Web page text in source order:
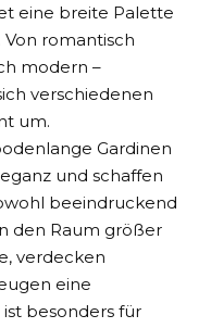
eine breite Palette
romantisch
modern –
verschiedenen
um.
Gardinen
und schaffen
beeindruckend
den Raum größer
verdecken
eine
ist besonders für